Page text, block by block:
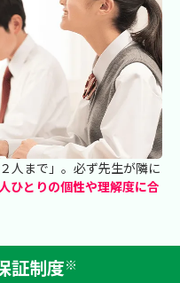
人まで」。必ず先生が隣に
ひとりの個性や理解度に合
証制度※